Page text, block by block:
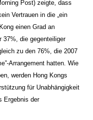
Post) zeigte, dass
Vertrauen in die „ein
einen Grad an
37%, die gegenteiliger
zu den 76%, die 2007
Arrangement hatten. Wie
werden Hong Kongs
für Unabhängigkeit
Ergebnis der